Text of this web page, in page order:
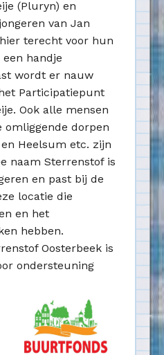
(Pluryn) en
van Jan
terecht voor hun
handje
wordt er nauw
Participatiepunt
Ook alle mensen
omliggende dorpen
Heelsum etc. zijn
naam Sterrenstof is
en past bij de
locatie die
en het
hebben.
Oosterbeek is
ondersteuning